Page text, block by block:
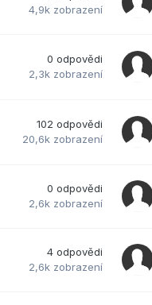
4,9k zobrazení
0 odpovědi
2,3k zobrazení
102 odpovědi
20,6k zobrazení
0 odpovědi
2,6k zobrazení
4 odpovědi
2,6k zobrazení